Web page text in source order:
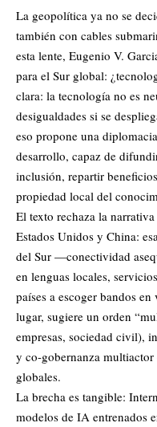
La geopolítica ya no se
también con cables
esta lente, Eugenio V.
para el Sur global:
clara: la tecnología no es
desigualdades si se
eso propone una
desarrollo, capaz de
inclusión, repartir
propiedad local del
El texto rechaza la
Estados Unidos y China:
del Sur —conectividad
en lenguas locales,
países a escoger bandos
lugar, sugiere un orden
empresas, sociedad civil),
y co-gobernanza
globales.
La brecha es tangible:
modelos de IA entrenados